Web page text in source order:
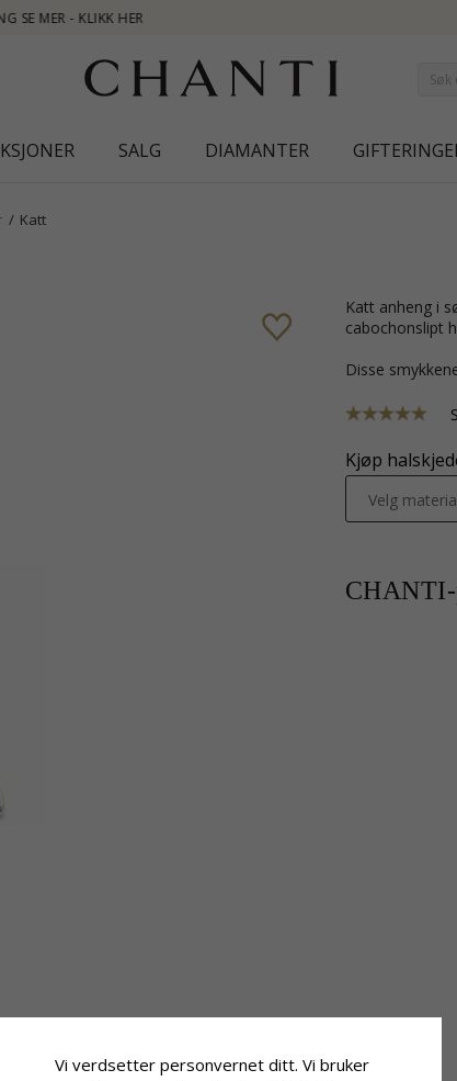
SALG DIAMANTER
Katt
katt anheng i sølv med blank overflate og cabochonslipt svart emalje og
cabochonslipt
Disse
Kjøp
Velg
Vi verdsetter personvernet ditt. Vi bruker